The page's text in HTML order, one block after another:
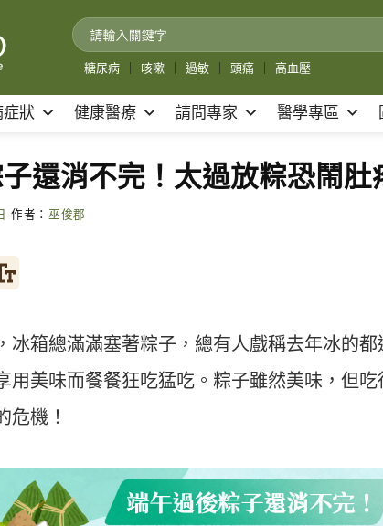
糖尿病 咳嗽 過敏 頭痛 高血壓
症狀 健康醫療 請問專家 醫學專區
還消不完！太過放粽恐鬧肚
作者： 巫俊郡
冰箱總滿滿塞著粽子，總有人戲稱去年冰的
用美味而餐餐狂吃猛吃。粽子雖然美味，但吃
危機！